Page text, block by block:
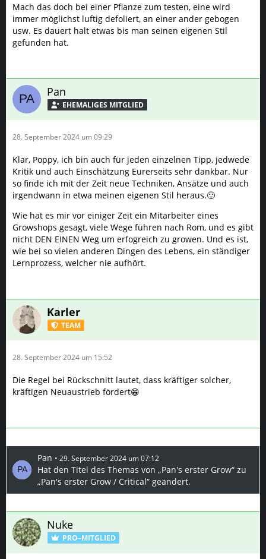
Mach das doch bei einer Pflanze zum testen, eine wird
immer möglichst luftig defoliert, an einer ander gebogen
usw. Es dauert halt etwas bis man seinen eigenen Stil
gefunden hat.
Pan
28. September 2024 um 09:29
Klar, Poppy, ich bin auch für jeden einzelnen Tipp, jedwede
Kritik und auch Einschätzung Eurerseits sehr dankbar. Nur
so finde ich mit der Zeit neue Techniken, Ansätze und auch
irgendwann in etwa meinen eigenen Stil heraus.🙂
Wie hat es mir vor einiger Zeit ein Mitarbeiter eines
Growshops gesagt, viele Wege führen nach Rom, und es gibt
nicht DEN EINEN Weg um erfogreich zu growen. Und es ist,
wie bei so vielen anderen Dingen des Lebens, ein ständiger
Lernprozess, welcher nie aufhört.
Karler
TEAM
28. September 2024 um 15:52
Die Regel bei Rückschnitt lautet, dass kräftiger solcher,
kräftigen Neuaustrieb fördert😁
Pan 29. September 2024 um 07:12
Hat den Titel des Themas von „Pan's erster Grow“ zu
„Pan's erster Grow / Critical“ geändert.
Nuke
PRO–MITGLIED